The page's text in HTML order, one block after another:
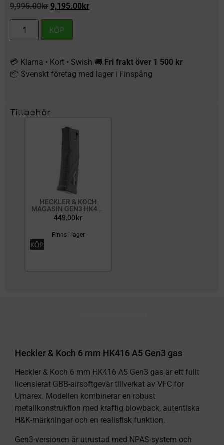
9,995.00kr 9,195.00kr
KÖP
💳 Klarna • Kort • Swish 🚚 Fri frakt över 1 500 kr
📦 Svenskt företag med lager i Finspång
Tillbehör
HECKLER & KOCH
MAGASIN GEN3 HK416
A5 | AEG | 6MM
449.00kr
Finns i lager
KÖP
Heckler & Koch 6 mm HK416 A5 Gen3 gas
Heckler & Koch 6 mm HK416 A5 Gen3 gas är ett fullt
licensierat GBB-airsoftgevär tillverkat av VFC för
Umarex. Modellen kombinerar en robust
metallkonstruktion med kraftig blowback, autentiska
H&K-märkningar och en realistisk funktion.
Gen3-versionen är utrustad med NPAS-system och